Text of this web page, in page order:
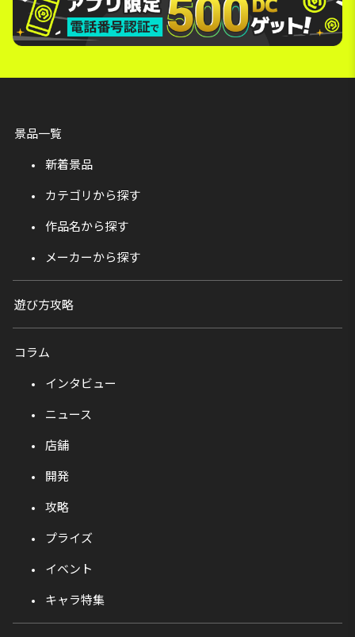
景品一覧
新着景品
カテゴリから探す
作品名から探す
メーカーから探す
遊び方攻略
コラム
インタビュー
ニュース
店舗
開発
攻略
プライズ
イベント
キャラ特集